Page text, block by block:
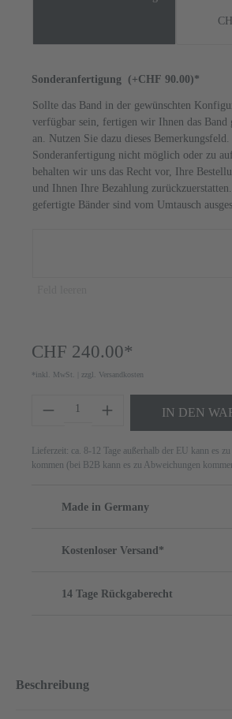
Sonderanfertigung (+CHF 90.00)*
Sollte das Band in der gewünschten
verfügbar sein, fertigen wir Ihnen das Band
an. Nutzen Sie dazu dieses
Sonderanfertigung nicht möglich oder zu
behalten wir uns das Recht vor, Ihre
und Ihnen Ihre Bezahlung
gefertigte Bänder sind vom Umtausch
CHF 240.00*
*inkl. MwSt. | zzgl. Versandkosten
Produkt Anzahl: Gib den
IN DEN
Lieferzeit: ca. 8-12 Tage außerhalb der EU kann es
kommen (bei B2B kann es zu Abweichungen
Made in Germany
Kostenloser Versand*
14 Tage Rückgaberecht
Beschreibung